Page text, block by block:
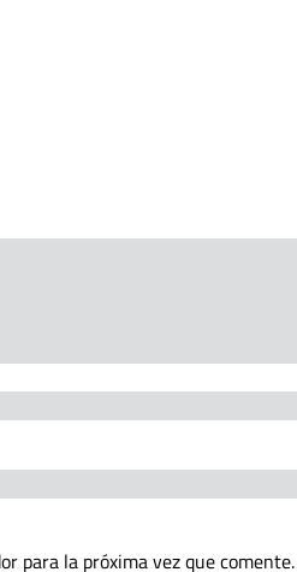
para la próxima vez que comente.